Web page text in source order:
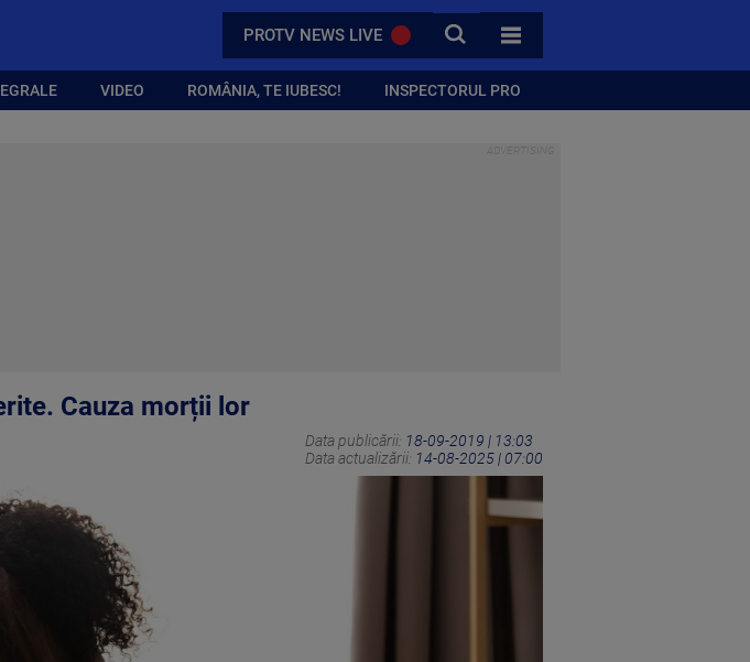
PROTV NEWS LIVE CAUTA
TOATE CATEGORIILE
VIDEO ROMÂNIA, TE IUBESC! INSPECTORUL PRO
Cauza morții lor
Data publicării: 18-09-2019 | 13:03
Data actualizării: 14-08-2025 | 07:00